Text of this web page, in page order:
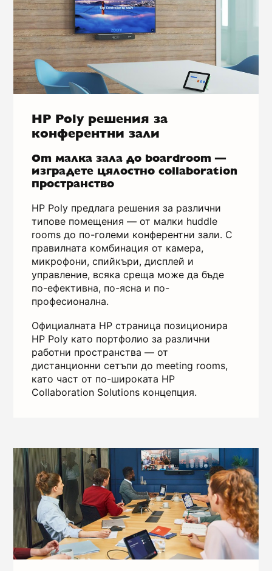
HP Poly решения за
конферентни зали
Оm малка зала до boardroom —
изградете цялостно collaboration
пространство
HP Poly предлага решения за различни
типове помещения — от малки huddle
rooms до по-големи конферентни зали. С
правилната комбинация от камера,
микрофони, спийкъри, дисплей и
управление, всяка среща може да бъде
по-ефективна, по-ясна и по-
професионална.
Официалната HP страница позиционира
HP Poly като портфолио за различни
работни пространства — от
дистанционни сетъпи до meeting rooms,
като част от по-широката HP
Collaboration Solutions концепция.